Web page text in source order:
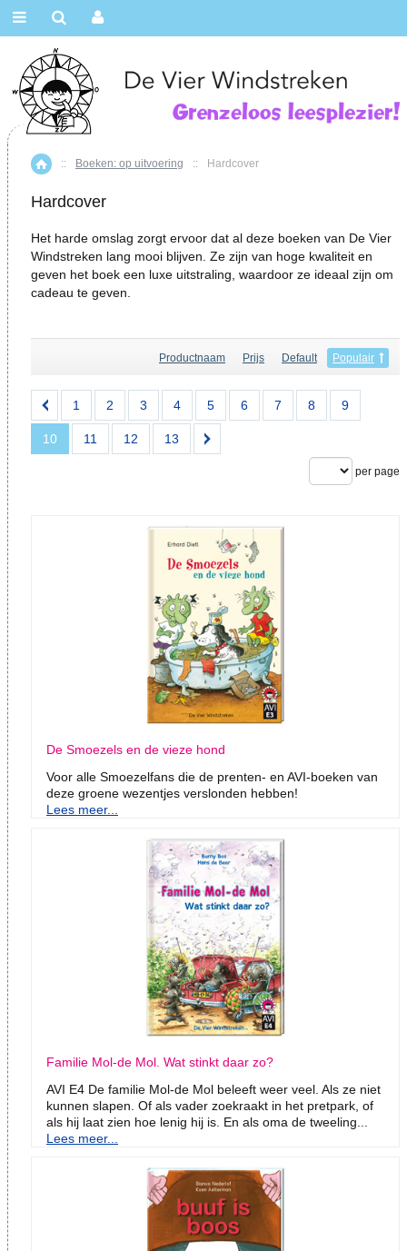
Home
:: Boeken: op uitvoering :: Hardcover
Hardcover
Het harde omslag zorgt ervoor dat al deze boeken van De Vier
Windstreken lang mooi blijven. Ze zijn van hoge kwaliteit en
geven het boek een luxe uitstraling, waardoor ze ideaal zijn om
cadeau te geven.
Productnaam Prijs Default Populair
1 2 3 4 5 6 7 8 9
10 11 12 13
per page
De Smoezels en de vieze hond
Voor alle Smoezelfans die de prenten- en AVI-boeken van
deze groene wezentjes verslonden hebben!
Lees meer...
Familie Mol-de Mol. Wat stinkt daar zo?
AVI E4 De familie Mol-de Mol beleeft weer veel. Als ze niet
kunnen slapen. Of als vader zoekraakt in het pretpark, of
als hij laat zien hoe lenig hij is. En als oma de tweeling...
Lees meer...